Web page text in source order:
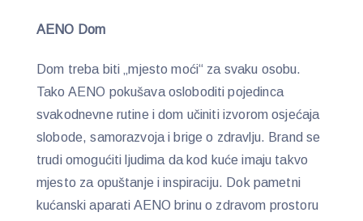
AENO Dom
Dom treba biti „mjesto moći“ za svaku osobu.
Tako AENO pokušava osloboditi pojedinca
svakodnevne rutine i dom učiniti izvorom osjećaja
slobode, samorazvoja i brige o zdravlju. Brand se
trudi omogućiti ljudima da kod kuće imaju takvo
mjesto za opuštanje i inspiraciju. Dok pametni
kućanski aparati AENO brinu o zdravom prostoru